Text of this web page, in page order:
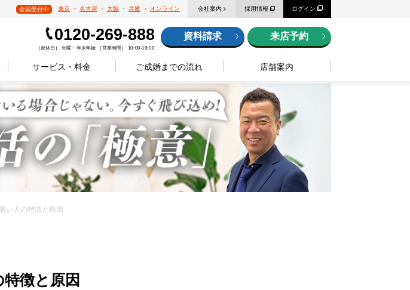
全国受付中 東京 ・ 名古屋 ・ 大阪 ・ 兵庫 ・ オンライン 会社案内 採用情報 ログイン
0120-269-888
［定休日］ 火曜・年末年始 ［営業時間］ 10:00-19:00
資料請求 来店予約
サービス・料金 ご成婚までの流れ 店舗案内
い人の特徴と原因
徴と原因